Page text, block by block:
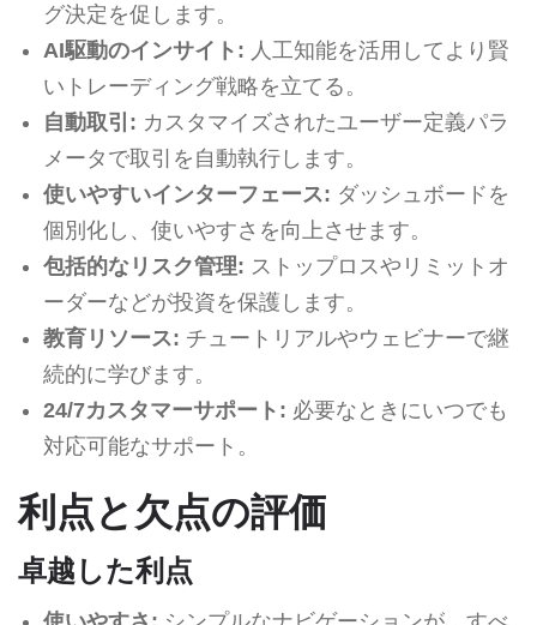
グ決定を促します。
AI駆動のインサイト: 人工知能を活用してより賢
いトレーディング戦略を立てる。
自動取引: カスタマイズされたユーザー定義パラ
メータで取引を自動執行します。
使いやすいインターフェース: ダッシュボードを
個別化し、使いやすさを向上させます。
包括的なリスク管理: ストップロスやリミットオ
ーダーなどが投資を保護します。
教育リソース: チュートリアルやウェビナーで継
続的に学びます。
24/7カスタマーサポート: 必要なときにいつでも
対応可能なサポート。
利点と欠点の評価
卓越した利点